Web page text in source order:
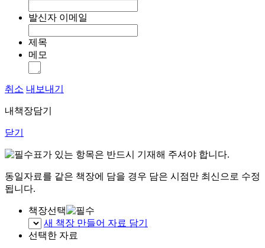
발신자 이메일
제목
메모
취소 내보내기
내책장담기
닫기
표가 있는 항목은 반드시 기재해 주셔야 합니다.
동일자료를 같은 책장에 담을 경우 담은 시점만 최신으로 수정
됩니다.
책장선택
새 책장 만들어 자료 담기
선택한 자료